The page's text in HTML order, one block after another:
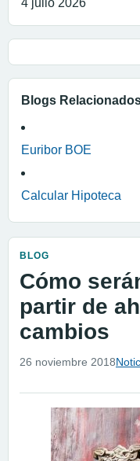
4 julio 2026
Blogs
Euribor BOE
Calcular Hipoteca
BLOG
Cómo
partir de
cambios
26 noviembre 2018